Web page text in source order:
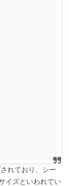
れており、シー
イズといわれてい